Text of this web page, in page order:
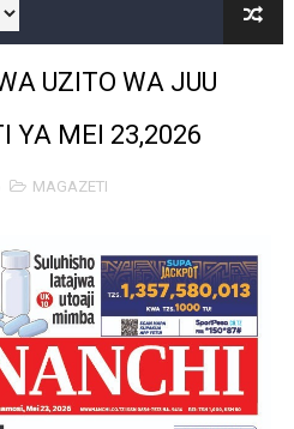
URASIMISHAJI BIASHARA
WRRB KWA
NA HUDUMA ZA
KUTHIBITISHA UBORA
UZITO WA JUU
YA MEI 23,2026
MAGAZETI